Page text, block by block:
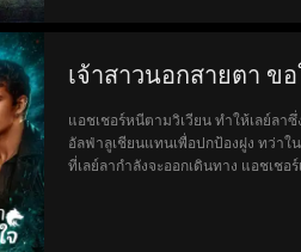
เจ้าสาวนอกสายตา ข
แอชเชอร์หนีตามวิเวียน ทำให้เลย์ลา
อัลฟ่าลูเชียนแทนเพื่อปกป้องฝูง ทว่า
ที่เลย์ลากำลังจะออกเดินทาง แอชเช